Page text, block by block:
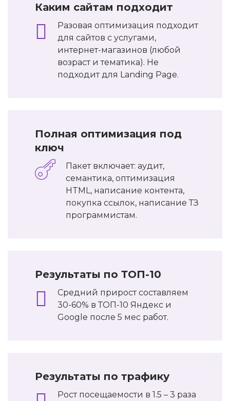
Каким сайтам подходит
Разовая оптимизация подходит
для сайтов с услугами,
интернет-магазинов (любой
возраст и тематика). Не
подходит для Landing Page.
Полная оптимизация под
ключ
Пакет включает: аудит,
семантика, оптимизация
HTML, написание контента,
покупка ссылок, написание ТЗ
программистам.
Результаты по ТОП-10
Средний прирост составляем
30-60% в ТОП-10 Яндекс и
Google после 5 мес работ.
Результаты по трафику
Рост посещаемости в 1.5 – 3 раза